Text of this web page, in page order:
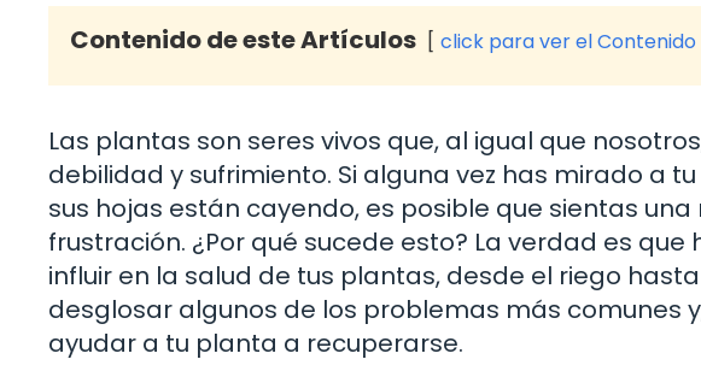
Contenido de este Artículos click para ver el Contenido
Las plantas son seres vivos que, al igual que
debilidad y sufrimiento. Si alguna vez has mirado a
sus hojas están cayendo, es posible que sientas
frustración. ¿Por qué sucede esto? La verdad es
influir en la salud de tus plantas, desde el riego
desglosar algunos de los problemas más comunes
ayudar a tu planta a recuperarse.